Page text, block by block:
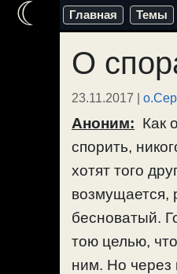
Перейти
содержимому
Главная Темы
О
23.11.2017 |
Аноним: Как
спорить,
хотят того
возмущается,
бесноватый.
тою целью,
ним. Но через
☾